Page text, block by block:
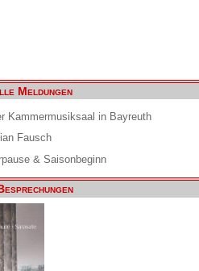
Meldungen
Kammermusiksaal in Bayreuth
Fausch
& Saisonbeginn